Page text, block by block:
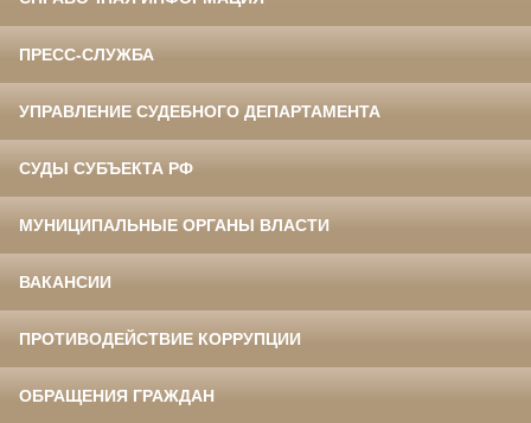
ПРЕСС-СЛУЖБА
УПРАВЛЕНИЕ СУДЕБНОГО ДЕПАРТАМЕНТА
СУДЫ СУБЪЕКТА РФ
МУНИЦИПАЛЬНЫЕ ОРГАНЫ ВЛАСТИ
ВАКАНСИИ
ПРОТИВОДЕЙСТВИЕ КОРРУПЦИИ
ОБРАЩЕНИЯ ГРАЖДАН